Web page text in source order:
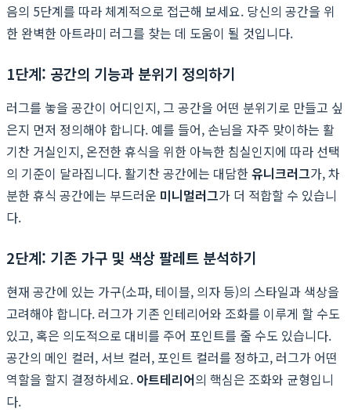
음의 5단계를 따라 체계적으로 접근해 보세요. 당신의 공간을 위
한 완벽한 아트라미 러그를 찾는 데 도움이 될 것입니다.
1단계: 공간의 기능과 분위기 정의하기
러그를 놓을 공간이 어디인지, 그 공간을 어떤 분위기로 만들고 싶
은지 먼저 정의해야 합니다. 예를 들어, 손님을 자주 맞이하는 활
기찬 거실인지, 온전한 휴식을 위한 아늑한 침실인지에 따라 선택
의 기준이 달라집니다. 활기찬 공간에는 대담한유니크러그가, 차
분한 휴식 공간에는 부드러운 미니멀러그가 더 적합할 수 있습니
다.
2단계: 기존 가구 및 색상 팔레트 분석하기
현재 공간에 있는 가구(소파, 테이블, 의자 등)의 스타일과 색상을
고려해야 합니다. 러그가 기존 인테리어와 조화를 이루게 할 수도
있고, 혹은 의도적으로 대비를 주어 포인트를 줄 수도 있습니다.
공간의 메인 컬러, 서브 컬러, 포인트 컬러를 정하고, 러그가 어떤
역할을 할지 결정하세요. 아트테리어의 핵심은 조화와 균형입니
다.